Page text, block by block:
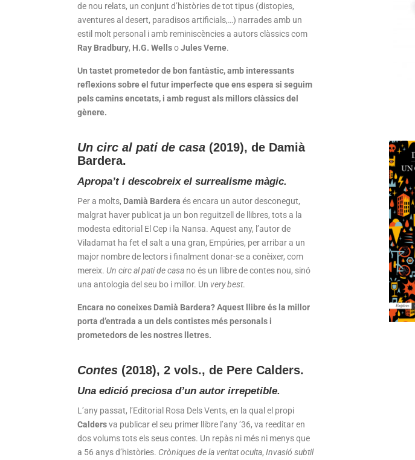
de nou relats, un conjunt d’històries de tot tipus (distopies,
aventures al desert, paradisos artificials,…) narrades amb un
estil molt personal i amb reminiscències a autors clàssics com
Ray Bradbury, H.G. WellsoJules Verne.
Un tastet prometedor de bon fantàstic, amb interessants
reflexions sobre el futur imperfecte que ens espera si seguim
pels camins encetats, i amb regust als millors clàssics del
gènere.
Un circ al pati de casa (2019), de Damià
Bardera.
Apropa’t i descobreix el surrealisme màgic.
Per a molts, Damià Bardera és encara un autor desconegut,
malgrat haver publicat ja un bon reguitzell de llibres, tots a la
modesta editorial El Cep i la Nansa. Aquest any, l’autor de
Viladamat ha fet el salt a una gran, Empúries, per arribar a un
major nombre de lectors i finalment donar-se a conèixer, com
mereix. Un circ al pati de casa no és un llibre de contes nou, sinó
una antologia del seu bo i millor. Un very best.
Encara no coneixes Damià Bardera? Aquest llibre és la millor
porta d’entrada a un dels contistes més personals i
prometedors de les nostres lletres.
Contes (2018), 2 vols., de Pere Calders.
Una edició preciosa d’un autor irrepetible.
L’any passat, l’Editorial Rosa Dels Vents, en la qual el propi
Caldersva publicar el seu primer llibre l’any ’36, va reeditar en
dos volums tots els seus contes. Un repàs ni més ni menys que
a 56 anys d’històries. Cròniques de la veritat oculta, Invasió subtil